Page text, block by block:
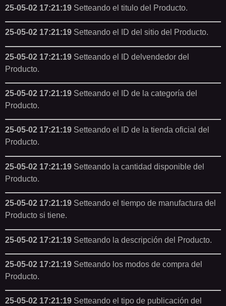
25-05-02 17:21:19 Setteando el titulo del Producto.
25-05-02 17:21:19 Setteando el ID del sitio del Producto.
25-05-02 17:21:19 Setteando el ID delvendedor del
Producto.
25-05-02 17:21:19 Setteando el ID de la categoría del
Producto.
25-05-02 17:21:19 Setteando el ID de la tienda oficial del
Producto.
25-05-02 17:21:19 Setteando la cantidad disponible del
Producto.
25-05-02 17:21:19 Setteando el tiempo de manufactura del
Producto si tiene.
25-05-02 17:21:19 Setteando la descripción del Producto.
25-05-02 17:21:19 Setteando los modos de compra del
Producto.
25-05-02 17:21:19 Setteando el tipo de publicación del